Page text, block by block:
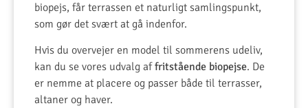
biopejs, får terrassen et naturligt samlingspunkt,
som gør det svært at gå indenfor.
Hvis du overvejer en model til sommerens udeliv,
kan du se vores udvalg affritstående biopejse. De
er nemme at placere og passer både til terrasser,
altaner og haver.